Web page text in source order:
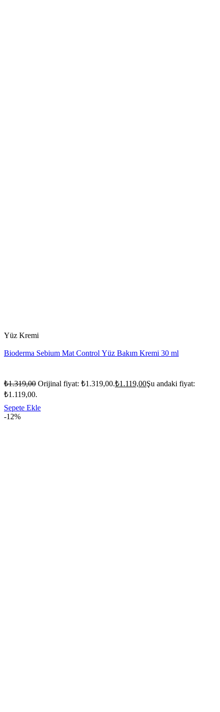
Yüz Kremi
Bioderma Sebium Mat Control Yüz Bakım Kremi 30 ml
₺1.319,00 Orijinal fiyat: ₺1.319,00.₺1.119,00Şu andaki fiyat:
₺1.119,00.
Sepete Ekle
-12%